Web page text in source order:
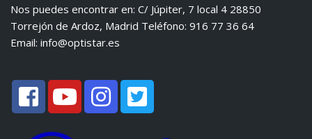
Nos puedes encontrar en: C/ Júpiter, 7 local 4 28850
Torrejón de Ardoz, Madrid Teléfono: 916 77 36 64
Email: info@optistar.es